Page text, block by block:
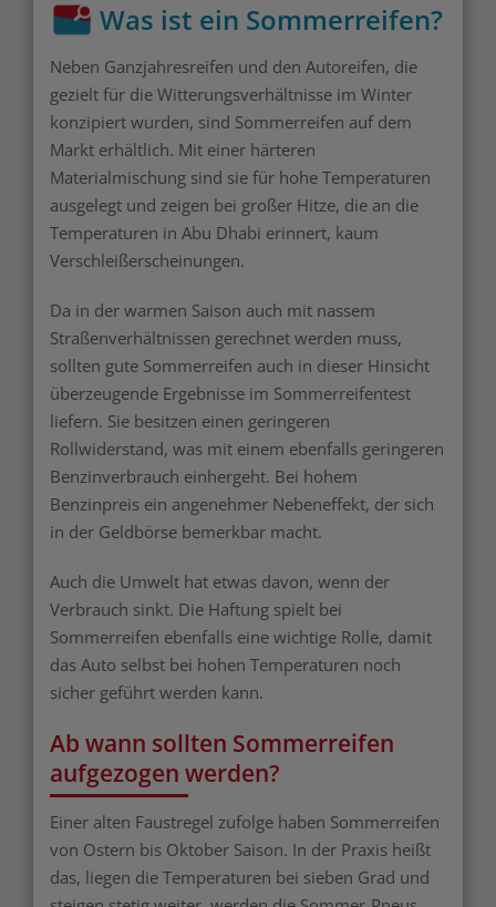
Was ist ein Sommerreifen?
Neben Ganzjahresreifen und den Autoreifen, die
gezielt für die Witterungsverhältnisse im Winter
konzipiert wurden, sind Sommerreifen auf dem
Markt erhältlich. Mit einer härteren
Materialmischung sind sie für hohe Temperaturen
ausgelegt und zeigen bei großer Hitze, die an die
Temperaturen in Abu Dhabi erinnert, kaum
Verschleißerscheinungen.
Da in der warmen Saison auch mit nassem
Straßenverhältnissen gerechnet werden muss,
sollten gute Sommerreifen auch in dieser Hinsicht
überzeugende Ergebnisse im Sommerreifentest
liefern. Sie besitzen einen geringeren
Rollwiderstand, was mit einem ebenfalls geringeren
Benzinverbrauch einhergeht. Bei hohem
Benzinpreis ein angenehmer Nebeneffekt, der sich
in der Geldbörse bemerkbar macht.
Auch die Umwelt hat etwas davon, wenn der
Verbrauch sinkt. Die Haftung spielt bei
Sommerreifen ebenfalls eine wichtige Rolle, damit
das Auto selbst bei hohen Temperaturen noch
sicher geführt werden kann.
Ab wann sollten Sommerreifen
aufgezogen werden?
Einer alten Faustregel zufolge haben Sommerreifen
von Ostern bis Oktober Saison. In der Praxis heißt
das, liegen die Temperaturen bei sieben Grad und